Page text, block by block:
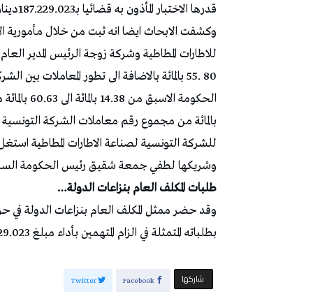
قدرها الاختبار المأذون به قضائيا بـ187.229.023دينار قيمة التخفيضات الممنوحة لهذه الشركة.
وكشفت الابحاث ايضا انه ثبت من خلال مأمورية
80 .55 بالمائة بالاضافة الى تطور المعاملات
بالمائة من مجموع رقم معاملات الشركة التونسية
للشركة التونسية لصناعة الاطارات المطاطية
وشريكها لطفي جمعة شقيق رئيس الحكومة
طلبات المكلف العام بنزاعات الدولة…
وقد حضر ممثل المكلف العام بنزاعات الدولة في
بطلباته المتمثلة في الزام المتهمين بأداء مبلغ 187.229.023 كضرر مادي وتغريمهم بنفس المبلغ كضرر معنوي…
‫‫ شاركها‬ Facebook
Twitter